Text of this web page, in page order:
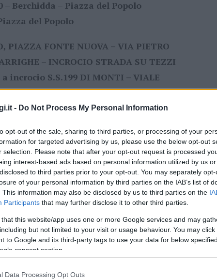
- Do Not Process My Personal Information
opt-out of the sale, sharing to third parties, or processing of your
for targeted advertising by us, please use the below opt-out
selection. Please note that after your opt-out request is processed
interest-based ads based on personal information utilized by us
to third parties prior to your opt-out. You may separately
of your personal information by third parties on the IAB’s list of
This information may also be disclosed by us to third parties on the
Participants that may further disclose it to other third parties.
that this website/app uses one or more Google services and may
but not limited to your visit or usage behaviour. You may
to Google and its third-party tags to use your data for below
consent section.
Data Processing Opt Outs
– Berchidda – Piazza del Popolo
del Popolo
PIAZZA FONTE NUOVA – VIA PIETRO
– INCROCIO STRADA SU TEZZI
incrocio S.S.199 DI MONTI – VIALE
DEL POPOLO
ASD Olbia
nazionali?
mesecliccandoqui
nella sezioneLogindal menù del sito